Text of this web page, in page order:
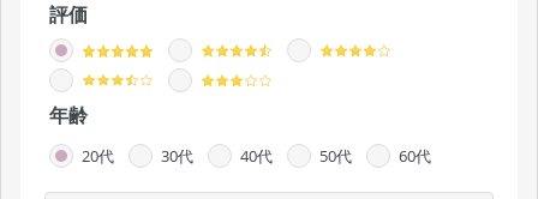
評価
年齢
20代 30代 40代 50代 60代